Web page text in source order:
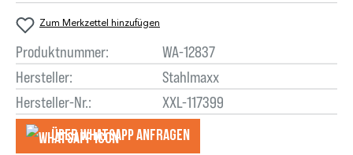
Zum Merkzettel hinzufügen
Produktnummer:
WA-12837
Hersteller:
Stahlmaxx
Hersteller-Nr.:
XXL-117399
Über WhatsApp anfragеn